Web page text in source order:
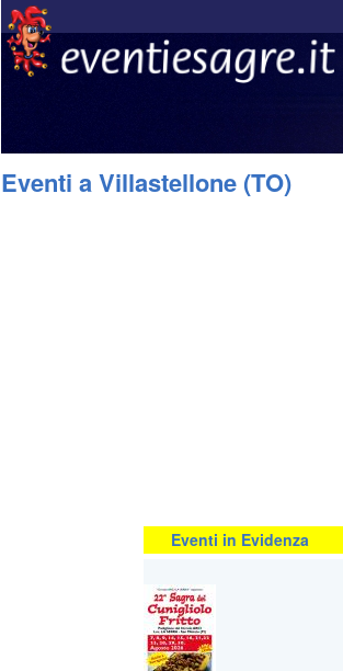
Eventi a Villastellone (TO)
Eventi in Evidenza